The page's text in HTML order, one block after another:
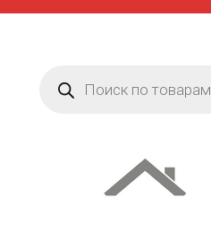
товаров